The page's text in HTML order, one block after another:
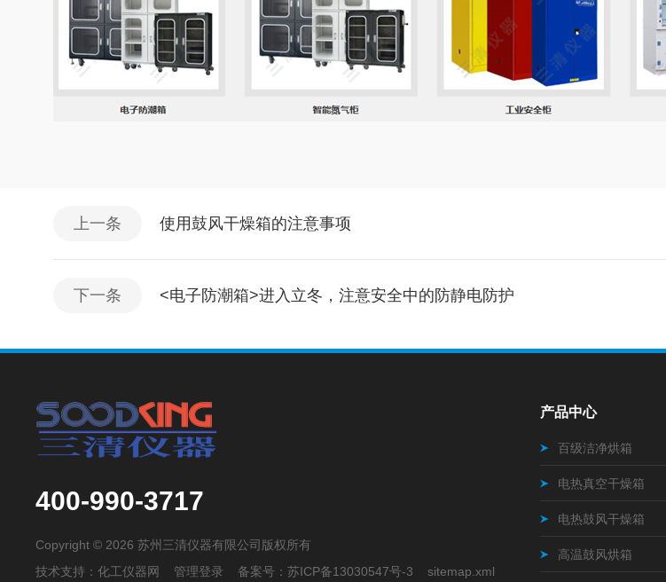
上一条 使用鼓风干燥箱的注意事项
下一条 <电子防潮箱>进入立冬，注意安全中的防静电防护
400-990-3717
Copyright © 2026 苏州三清仪器有限公司版权所有
技术支持：化工仪器网 管理登录 备案号：苏ICP备13030547号-3 sitemap.xml
产品中心
百级洁净烘箱
电热真空干燥箱
电热鼓风干燥箱
高温鼓风烘箱